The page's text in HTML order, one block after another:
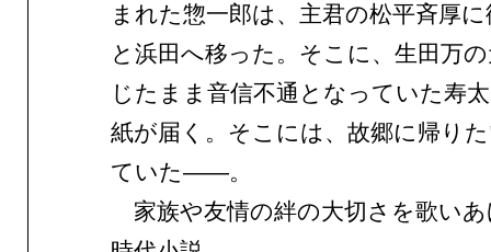
まれた惣一郎は、主君の松平斉厚
と浜田へ移った。そこに、生田万
じたまま音信不通となっていた寿
紙が届く。そこには、故郷に帰り
ていた——。
家族や友情の絆の大切さを歌い